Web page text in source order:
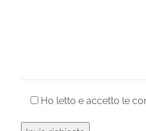
Ho letto e accetto le